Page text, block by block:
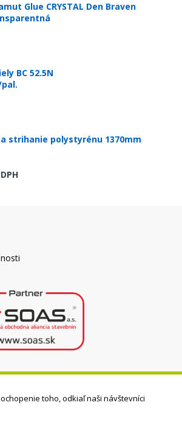
Glue CRYSTAL Den Braven
BC 52.5N
strihanie polystyrénu 1370mm
toho, odkiaľ naši návštevníci